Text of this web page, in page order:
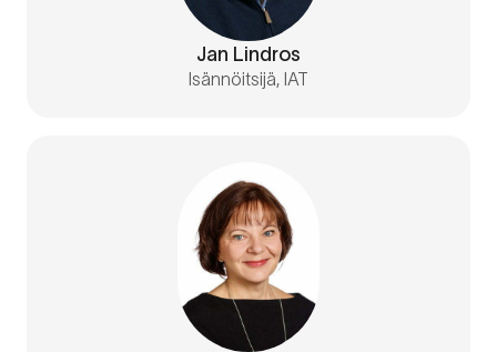
Jan Lindros
Isännöitsijä, IAT